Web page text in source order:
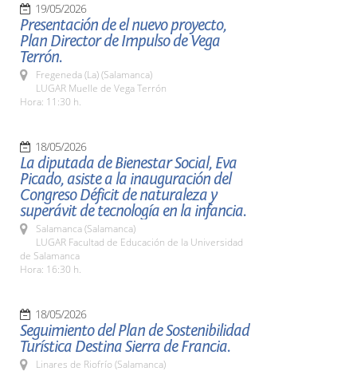
19/05/2026
Presentación de el nuevo proyecto,
Plan Director de Impulso de Vega
Terrón.
Fregeneda (La) (Salamanca)
LUGAR Muelle de Vega Terrón
Hora: 11:30 h.
18/05/2026
La diputada de Bienestar Social, Eva
Picado, asiste a la inauguración del
Congreso Déficit de naturaleza y
superávit de tecnología en la infancia.
Salamanca (Salamanca)
LUGAR Facultad de Educación de la Universidad
de Salamanca
Hora: 16:30 h.
18/05/2026
Seguimiento del Plan de Sostenibilidad
Turística Destina Sierra de Francia.
Linares de Riofrío (Salamanca)